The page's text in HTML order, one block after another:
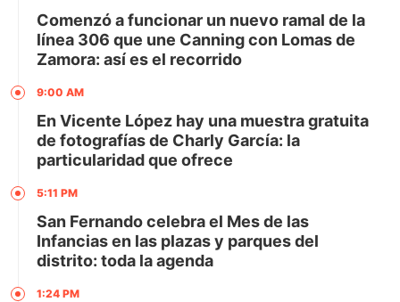
Comenzó a funcionar un nuevo ramal de la
línea 306 que une Canning con Lomas de
Zamora: así es el recorrido
9:00 AM
En Vicente López hay una muestra gratuita
de fotografías de Charly García: la
particularidad que ofrece
5:11 PM
San Fernando celebra el Mes de las
Infancias en las plazas y parques del
distrito: toda la agenda
1:24 PM